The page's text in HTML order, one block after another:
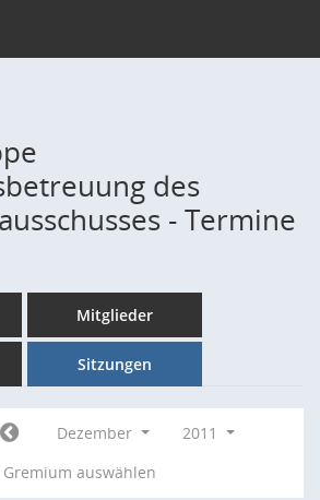
des
- Termine
Mitglieder
Sitzungen
Dezember
2011
Gremium auswählen